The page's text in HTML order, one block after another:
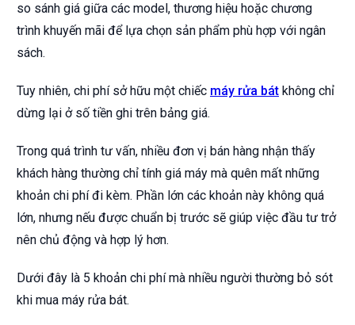
so sánh giá giữa các model, thương hiệu hoặc chương
trình khuyến mãi để lựa chọn sản phẩm phù hợp với ngân
sách.
Tuy nhiên, chi phí sở hữu một chiếc máy rửa bát không chỉ
dừng lại ở số tiền ghi trên bảng giá.
Trong quá trình tư vấn, nhiều đơn vị bán hàng nhận thấy
khách hàng thường chỉ tính giá máy mà quên mất những
khoản chi phí đi kèm. Phần lớn các khoản này không quá
lớn, nhưng nếu được chuẩn bị trước sẽ giúp việc đầu tư trở
nên chủ động và hợp lý hơn.
Dưới đây là 5 khoản chi phí mà nhiều người thường bỏ sót
khi mua máy rửa bát.